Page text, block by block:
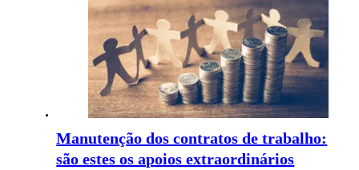
Manutenção dos contratos de trabalho:
são estes os apoios extraordinários